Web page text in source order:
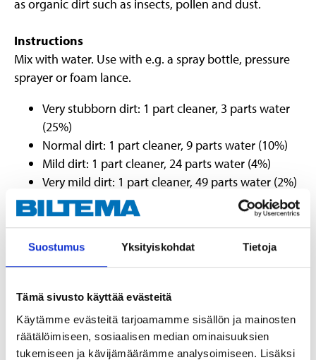
Suostumus Yksityiskohdat Tietoja
Tämä sivusto käyttää evästeitä
Käytämme evästeitä tarjoamamme sisällön ja mainosten
räätälöimiseen, sosiaalisen median ominaisuuksien
tukemiseen ja kävijämäärämme analysoimiseen. Lisäksi
as organic dirt such as insects, pollen and dust.
Instructions
Mix with water. Use with e.g. a spray bottle, pressure
sprayer or foam lance.
Very stubborn dirt: 1 part cleaner, 3 parts water
(25%)
Normal dirt: 1 part cleaner, 9 parts water (10%)
Mild dirt: 1 part cleaner, 24 parts water (4%)
Very mild dirt: 1 part cleaner, 49 parts water (2%)
Rinse off from bottom to top with clean water,
preferably with high pressure.
NOTE!Do not allow the agent to dry. Do not use the
degreaser in direct sunlight. Do not use on untreated